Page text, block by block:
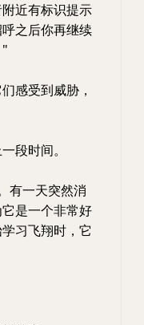
近有标识提示
之后你再继续
感受到威胁，
段时间。
有一天突然消
是一个非常好
习飞翔时，它